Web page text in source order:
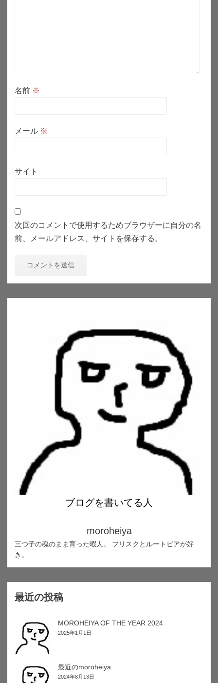
名前 ※
メール ※
サイト
次回のコメントで使用するためブラウザーに自分の名
前、メールアドレス、サイトを保存する。
ブログを書いてる人
moroheiya
三つ子の魂のまま育った暇人。 フリスクとルートビアが好
き。
最近の投稿
MOROHEIYA OF THE YEAR 2024
2025年1月1日
最近のmoroheiya
2024年8月13日